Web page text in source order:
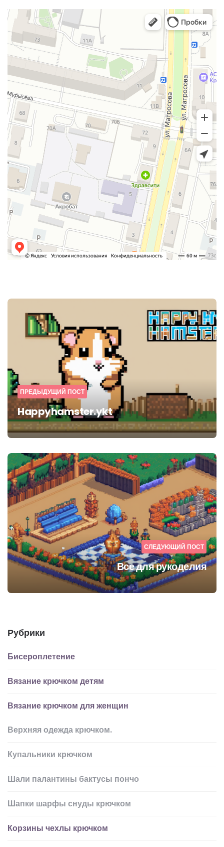
Post
navigation
ПРЕДЫДУЩИЙ ПОСТ
Happyhamster.ykt
СЛЕДУЮЩИЙ ПОСТ
Все для рукоделия
Рубрики
Бисероплетение
Вязание крючком детям
Вязание крючком для женщин
Верхняя одежда крючком.
Купальники крючком
Шали палантины бактусы пончо
Шапки шарфы снуды крючком
Корзины чехлы крючком